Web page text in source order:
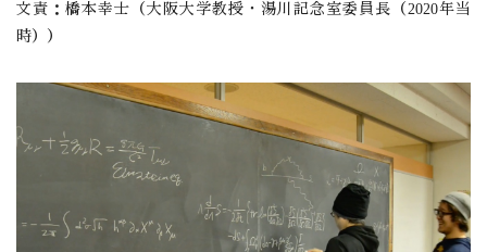
文責：橋本幸士（大阪大学教授・湯川記念室委員長（2020年当
時））